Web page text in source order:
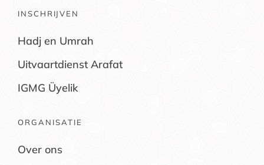
INSCHRIJVEN
Hadj en Umrah
Uitvaartdienst Arafat
IGMG Üyelik
ORGANISATIE
Over ons